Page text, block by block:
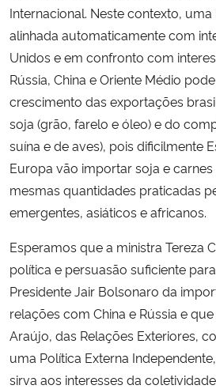
Internacional. Neste contexto, uma
alinhada automaticamente com
Unidos e em confronto com
Rússia, China e Oriente Médio
crescimento das exportações
soja (grão, farelo e óleo) e do
suína e de aves), pois dificilmente
Europa vão importar soja e carnes
mesmas quantidades praticadas
emergentes, asiáticos e africanos.
Esperamos que a ministra Tereza
política e persuasão suficiente
Presidente Jair Bolsonaro da
relações com China e Rússia e
Araújo, das Relações Exteriores,
uma Política Externa
sirva aos interesses da